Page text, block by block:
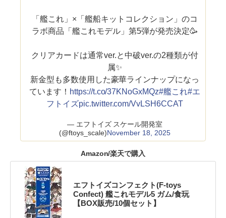
「艦これ」×「艦船キットコレクション」のコ
ラボ商品「艦これモデル」第5弾が発売決定🥳
クリアカードは通常ver.と中破ver.の2種類が付
属✨
新金型も多数使用した豪華ラインナップになっ
ています！ https://t.co/37KNoGxMQz#艦これ#エ
フトイズpic.twitter.com/VvLSH6CCAT
— エフトイズ スケール開発室
(@ftoys_scale)November 18, 2025
Amazon/楽天で購入
エフトイズコンフェクト(F-toys
Confect) 艦これモデル5 ガム/食玩
【BOX販売/10個セット】